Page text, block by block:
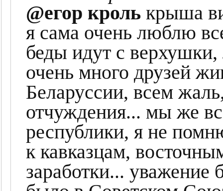
@егор кроль крыша
я сама очень люблю
беды идут с
очень много друзей
Беларуссии, всем
отчуждения... мы же
республики, я не
к кавказцам,
заработки...